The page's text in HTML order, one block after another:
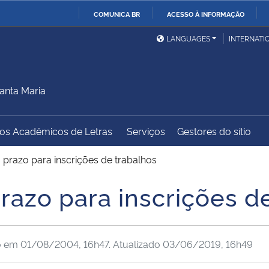
COMUNICA BR ACESSO À INFORMAÇÃO
Ministério da Defesa
Ministério das Relações
Exteriores
Ministério do
Desenvolvimento Regional
Controladoria-Geral da
União
Advocacia-Geral da União Banco Central do Brasil
LANGUAGES
Maria
Acadêmicos de Letras Serviços Gestores do sítio
para inscrições de trabalhos
para inscrições
em 01/08/2004, 16h47. Atualizado 03/06/2019, 16h49